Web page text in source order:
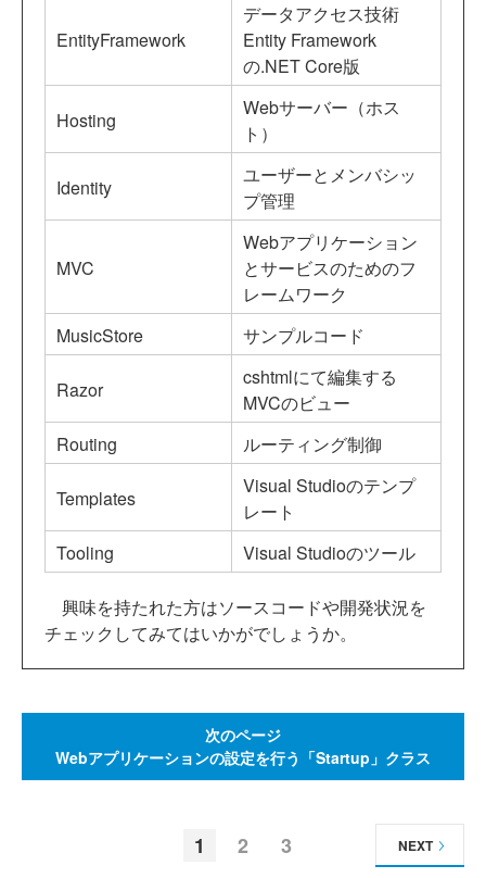
EntityFramework
データアクセス技術
Entity Framework
の.NET Core版
Hosting
Webサーバー（ホス
ト）
Identity
ユーザーとメンバシッ
プ管理
MVC
Webアプリケーション
とサービスのためのフ
レームワーク
MusicStore
サンプルコード
Razor
cshtmlにて編集する
MVCのビュー
Routing
ルーティング制御
Templates
Visual Studioのテンプ
レート
Tooling
Visual Studioのツール
興味を持たれた方はソースコードや開発状況を
チェックしてみてはいかがでしょうか。
次のページ
Webアプリケーションの設定を行う「Startup」クラス
1 2 3 NEXT